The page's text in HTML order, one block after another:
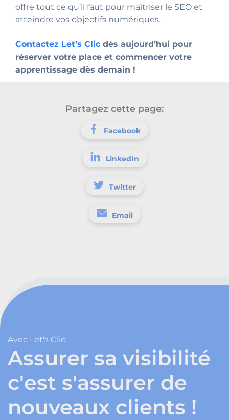
offre tout ce qu’il faut pour maîtriser le SEO et
atteindre vos objectifs numériques.
Contactez Let’s Clic dès aujourd’hui pour
réserver votre place et commencer votre
apprentissage dès demain !
Partagez cette page:
Facebook
LinkedIn
Twitter
Email
Avec Let's Clic,
Assurer sa visibilité
c'est s'assurer de
nouveaux clients !